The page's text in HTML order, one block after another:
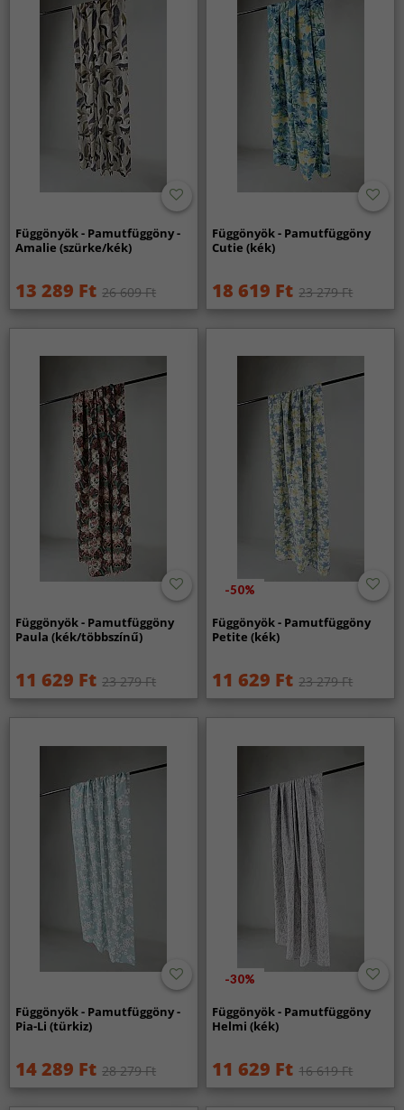
Függönyök - Pamutfüggöny -
Amalie (szürke/kék)
13 289 Ft 26 609 Ft
Függönyök - Pamutfüggöny
Cutie (kék)
18 619 Ft 23 279 Ft
Függönyök - Pamutfüggöny
Paula (kék/többszínű)
11 629 Ft 23 279 Ft
-50%
Függönyök - Pamutfüggöny
Petite (kék)
11 629 Ft 23 279 Ft
Függönyök - Pamutfüggöny -
Pia-Li (türkiz)
14 289 Ft 28 279 Ft
-30%
Függönyök - Pamutfüggöny
Helmi (kék)
11 629 Ft 16 619 Ft